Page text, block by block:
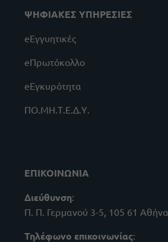
ΨΗΦΙΑΚΕΣ ΥΠΗΡΕΣΙΕΣ
eΕγγυητικές
eΠρωτόκολλο
eΕγκυρότητα
ΠΟ.ΜΗ.Τ.Ε.Δ.Υ.
ΕΠΙΚΟΙΝΩΝΙΑ
Διεύθυνση:
Π. Π. Γερμανού 3-5, 105 61 Αθήνα,
Τηλέφωνο επικοινωνίας: